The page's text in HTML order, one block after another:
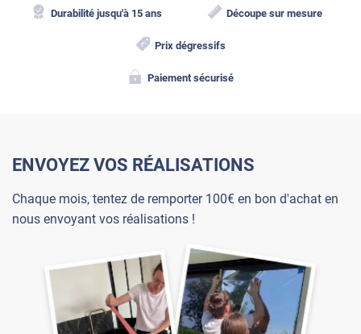
Durabilité jusqu'à 15 ans Découpe sur mesure
Prix dégressifs
Paiement sécurisé
ENVOYEZ VOS RÉALISATIONS
Chaque mois, tentez de remporter 100€ en bon d'achat en
nous envoyant vos réalisations !